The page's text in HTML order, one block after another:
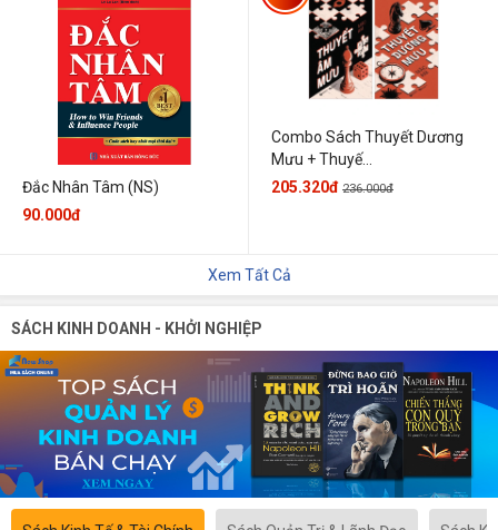
Đắc Nhân Tâm (NS)
90.000đ
Combo Sách Thuyết Dương
Mưu + Thuyế...
205.320đ 236.000đ
Xem Tất Cả
SÁCH KINH DOANH - KHỞI NGHIỆP